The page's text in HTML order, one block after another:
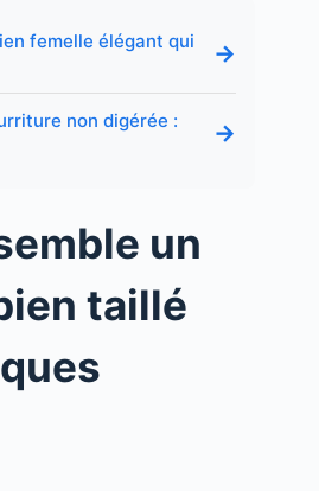
femelle élégant qui
→
non digérée :
→
un
taillé